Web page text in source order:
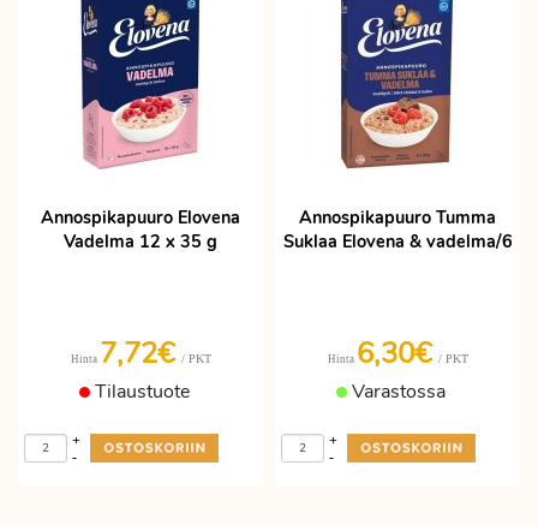
Annospikapuuro Elovena
Vadelma 12 x 35 g
Hinta 7,72€ / PKT
Tilaustuote
-
+
Annospikapuuro Tumma
Suklaa Elovena & vadelma/6
Hinta 6,30€ / PKT
Varastossa
-
+